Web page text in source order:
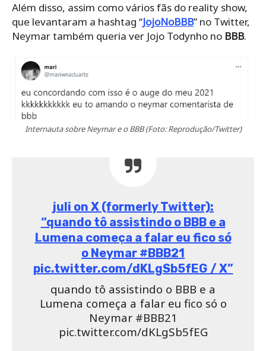
Além disso, assim como vários fãs do reality show,
que levantaram a hashtag “JojoNoBBB” no Twitter,
Neymar também queria ver Jojo Todynho no BBB.
Internauta sobre Neymar e o BBB (Foto: Reprodução/Twitter)
juli on X (formerly Twitter):
“quando tô assistindo o BBB e a
Lumena começa a falar eu fico só
o Neymar #BBB21
pic.twitter.com/dKLgSb5fEG / X”
quando tô assistindo o BBB e a
Lumena começa a falar eu fico só o
Neymar #BBB21
pic.twitter.com/dKLgSb5fEG